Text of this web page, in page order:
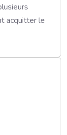
acquitter le